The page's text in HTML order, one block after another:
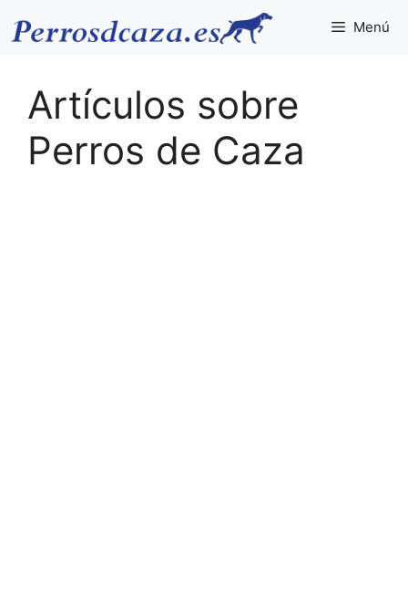
Menú
Artículos sobre
Perros de Caza